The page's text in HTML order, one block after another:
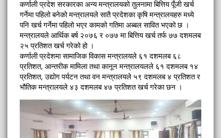
कर्णाली प्रदेश सरकारका अन्य मन्त्रालयको तुलनामा बित्तिय पूँजी खर्च
गर्नेमा पहिलो बनेको मन्त्रालयले सातै प्रदेशका कृषि मन्त्रालयहरु मध्ये
पनि खर्च गर्नेमा पहिलो भएर कामको गतिमा अब्बल सावित भएको छ ।
मन्त्रालयले आर्थिक बर्ष २०७६ र ०७७ मा बित्तिय खर्च तर्फ ७७ दशमलब
२५ प्रतिशत खर्च गरेको हो ।
कर्णाली प्रदेशमा सामाजिक विकास मन्त्रालयले ६१ दशमलब ६८
प्रतिशत, आन्तरीक मामिला तथा कानून मन्त्रालयलले ६१ दशमलब १४
प्रतिशत, उद्योग पर्यटन तथा वन मन्त्रालयले ५९ दशमलब ४ प्रतिशत र
भौतिक मन्त्रालयले ४३ दशमलब ४७ प्रतिशत खर्च गरेका छन ।